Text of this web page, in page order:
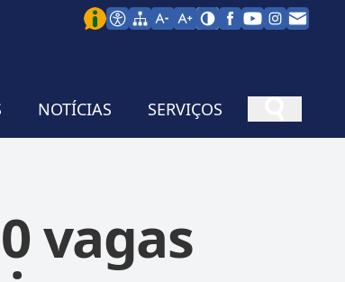
NOTÍCIAS SERVIÇOS
vagas